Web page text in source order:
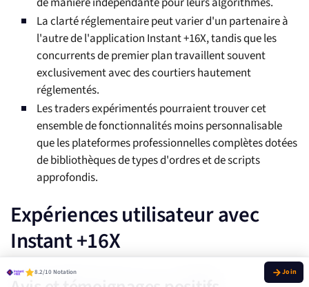
La clarté réglementaire peut varier d'un partenaire à
l'autre de l'application Instant +16X, tandis que les
concurrents de premier plan travaillent souvent
exclusivement avec des courtiers hautement
réglementés.
Les traders expérimentés pourraient trouver cet
ensemble de fonctionnalités moins personnalisable
que les plateformes professionnelles complètes dotées
de bibliothèques de types d'ordres et de scripts
approfondis.
Expériences utilisateur avec
Instant +16X
8.2/10 Notation